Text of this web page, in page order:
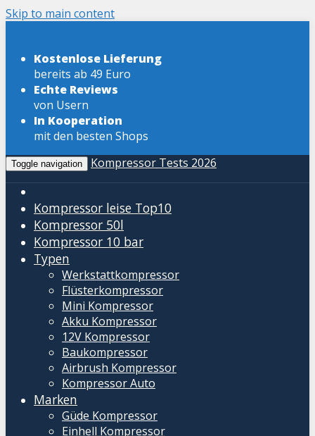
Skip to main content
Kostenlose Lieferung
bereits ab 49 Euro
Echte Reviews
von Usern
In Kooperation
mit den besten Shops
Toggle navigation Kompressor Tests 2026
Kompressor leise Top10
Kompressor 50l
Kompressor 10 bar
Typen
Werkstattkompressor
Flüsterkompressor
Mini Kompressor
Akku Kompressor
12V Kompressor
Baukompressor
Airbrush Kompressor
Kompressor Auto
Marken
Güde Kompressor
Einhell Kompressor